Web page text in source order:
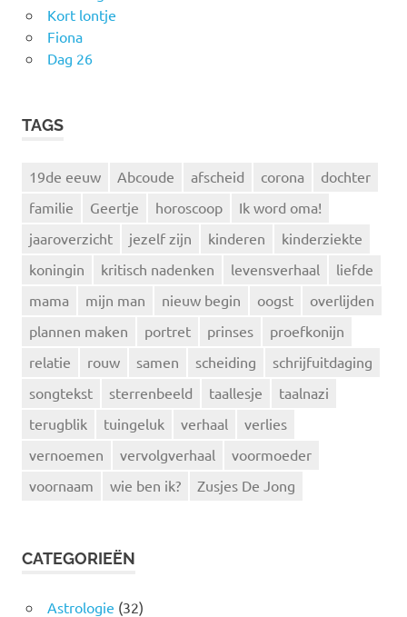
Kort lontje
Fiona
Dag 26
TAGS
19de eeuw Abcoude afscheid corona
dochter
familie
Geertje horoscoop
Ik word oma!
jaaroverzicht
jezelf zijn kinderen
kinderziekte
koningin
kritisch nadenken levensverhaal
liefde
mama
mijn man nieuw begin oogst
overlijden
plannen maken
portret prinses
proefkonijn
relatie
rouw samen scheiding
schrijfuitdaging
songtekst
sterrenbeeld taallesje
taalnazi
terugblik
tuingeluk verhaal
verlies
vernoemen
vervolgverhaal
voormoeder
voornaam
wie ben ik? Zusjes De Jong
CATEGORIEËN
Astrologie (32)